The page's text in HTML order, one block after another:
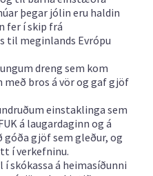
þegar jólin eru haldin
fer í skip frá
til meginlands Evrópu
dreng sem kom
bros á vör og gaf gjöf
einstaklinga sem
á laugardaginn og á
góða gjöf sem gleður, og
í verkefninu.
skókassa á heimasíðunni